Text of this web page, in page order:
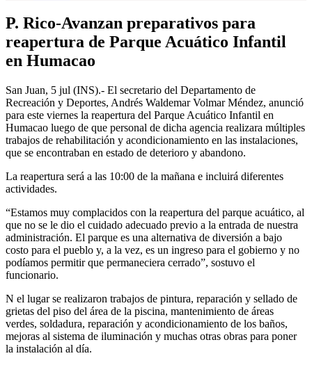
P. Rico-Avanzan preparativos para
reapertura de Parque Acuático Infantil
en Humacao
San Juan, 5 jul (INS).- El secretario del Departamento de
Recreación y Deportes, Andrés Waldemar Volmar Méndez, anunció
para este viernes la reapertura del Parque Acuático Infantil en
Humacao luego de que personal de dicha agencia realizara múltiples
trabajos de rehabilitación y acondicionamiento en las instalaciones,
que se encontraban en estado de deterioro y abandono.
La reapertura será a las 10:00 de la mañana e incluirá diferentes
actividades.
“Estamos muy complacidos con la reapertura del parque acuático, al
que no se le dio el cuidado adecuado previo a la entrada de nuestra
administración. El parque es una alternativa de diversión a bajo
costo para el pueblo y, a la vez, es un ingreso para el gobierno y no
podíamos permitir que permaneciera cerrado”, sostuvo el
funcionario.
N el lugar se realizaron trabajos de pintura, reparación y sellado de
grietas del piso del área de la piscina, mantenimiento de áreas
verdes, soldadura, reparación y acondicionamiento de los baños,
mejoras al sistema de iluminación y muchas otras obras para poner
la instalación al día.